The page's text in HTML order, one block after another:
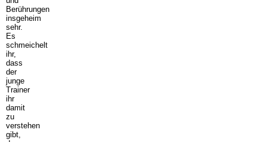
Berührungen
insgeheim
sehr.
Es
schmeichelt
ihr,
dass
der
junge
Trainer
ihr
damit
zu
verstehen
gibt,